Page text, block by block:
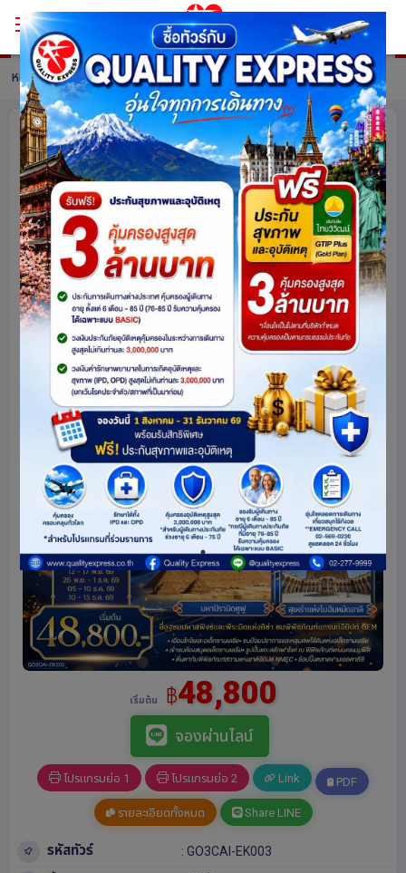
หน้าหลัก ทัวร์ Egypt รายละเอียดทัวร์
มนต์เสน่ห์ไคโร อ้อมกอดอเล็กซานเดรีย
อียิปต์ 6 วัน 3 คืน โดยสายการบิน
Emirates (EK)
อียิปต์ 3333 share
ดูโปรแกรมทัวร์ รหัสโปรแกรม :16049
เริ่มต้น ฿48,800
จองผ่านไลน์
โปรแกรมย่อ 1 โปรแกรมย่อ 2 Link PDF
รายละเอียดทั้งหมด Share LINE
รหัสทัวร์ : GO3CAI-EK003